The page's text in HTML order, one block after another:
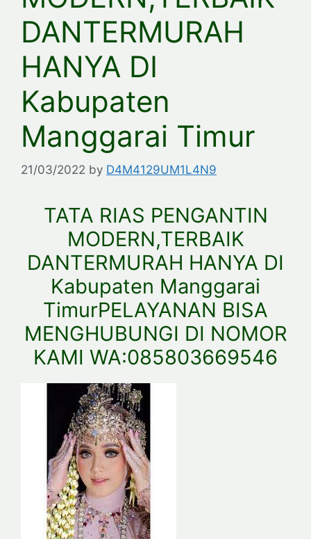
DANTERMURAH
HANYA DI
Kabupaten
Manggarai Timur
21/03/2022 by D4M4129UM1L4N9
TATA RIAS PENGANTIN
MODERN,TERBAIK
DANTERMURAH HANYA DI
Kabupaten Manggarai
TimurPELAYANAN BISA
MENGHUBUNGI DI NOMOR
KAMI WA:085803669546